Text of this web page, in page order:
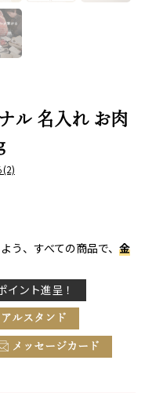
ル 名入れ お肉
(2)
う、すべての商品で、 金
イント進呈！
ルスタンド
メッセージカード